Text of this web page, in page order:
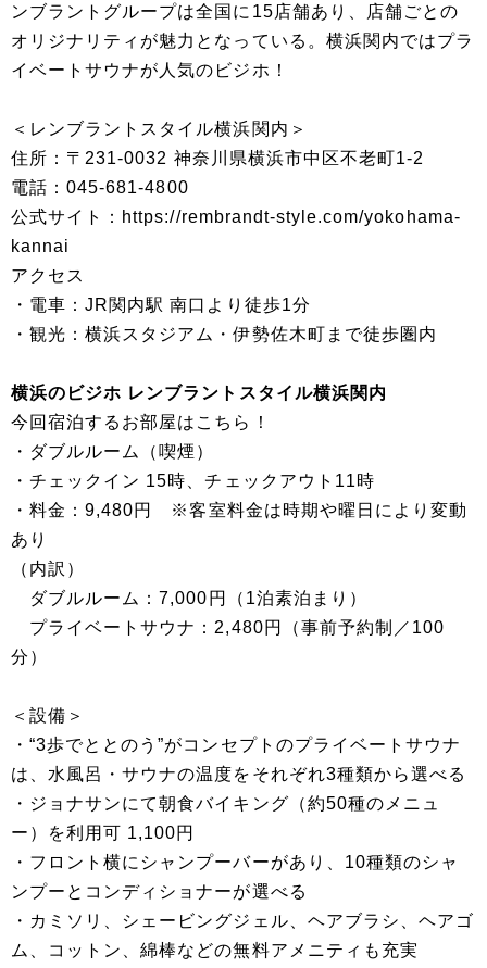
ンブラントグループは全国に15店舗あり、店舗ごとの
オリジナリティが魅力となっている。横浜関内ではプラ
イベートサウナが人気のビジホ！
＜レンブラントスタイル横浜関内＞
住所：〒231-0032 神奈川県横浜市中区不老町1-2
電話：045-681-4800
公式サイト：https://rembrandt-style.com/yokohama-
kannai
アクセス
・電車：JR関内駅 南口より徒歩1分
・観光：横浜スタジアム・伊勢佐木町まで徒歩圏内
横浜のビジホ レンブラントスタイル横浜関内
今回宿泊するお部屋はこちら！
・ダブルルーム（喫煙）
・チェックイン 15時、チェックアウト11時
・料金：9,480円 ※客室料金は時期や曜日により変動
あり
（内訳）
ダブルルーム：7,000円（1泊素泊まり）
プライベートサウナ：2,480円（事前予約制／100
分）
＜設備＞
・“3歩でととのう”がコンセプトのプライベートサウナ
は、水風呂・サウナの温度をそれぞれ3種類から選べる
・ジョナサンにて朝食バイキング（約50種のメニュ
ー）を利用可 1,100円
・フロント横にシャンプーバーがあり、10種類のシャ
ンプーとコンディショナーが選べる
・カミソリ、シェービングジェル、ヘアブラシ、ヘアゴ
ム、コットン、綿棒などの無料アメニティも充実